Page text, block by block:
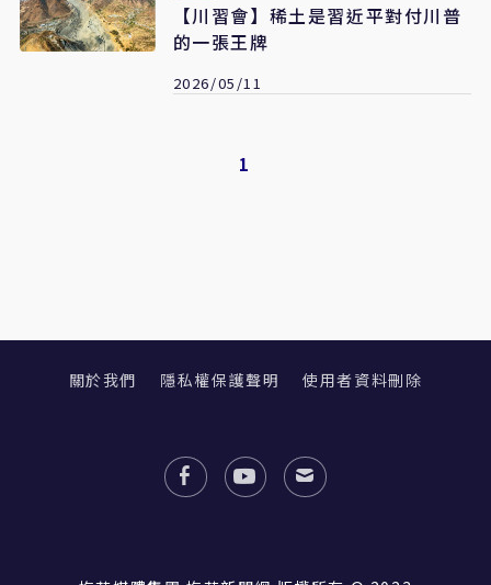
【川習會】稀土是習近平對付川普
的一張王牌
2026/05/11
1
關於我們 隱私權保護聲明 使用者資料刪除